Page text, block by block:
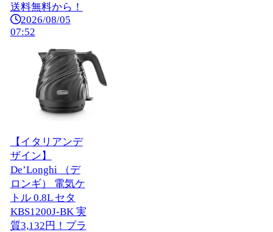
送料無料から！
2026/08/05
07:52
【イタリアンデ
ザイン】
De’Longhi （デ
ロンギ） 電気ケ
トル 0.8L セタ
KBS1200J-BK 実
質3,132円！プラ